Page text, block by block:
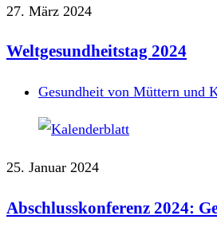
27. März 2024
Weltgesundheitstag 2024
Gesundheit von Müttern und
25. Januar 2024
Abschlusskonferenz 2024: